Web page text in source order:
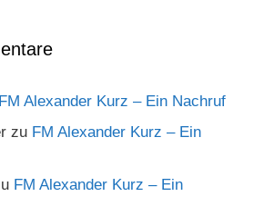
FM Alexander Kurz – Ein Nachruf
zu FM Alexander Kurz – Ein
FM Alexander Kurz – Ein